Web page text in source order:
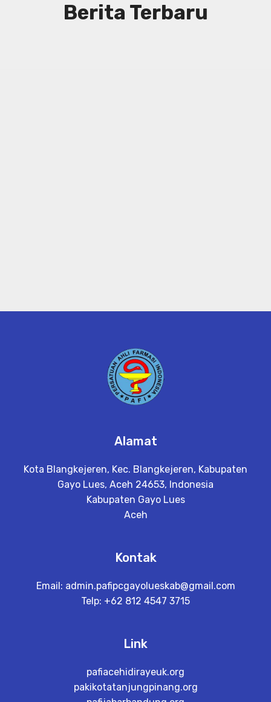
Berita Terbaru
Alamat
Kota Blangkejeren, Kec. Blangkejeren, Kabupaten
Gayo Lues, Aceh 24653, Indonesia
Kabupaten Gayo Lues
Aceh
Kontak
Email: admin.pafipcgayolueskab@gmail.com
Telp: +62 812 4547 3715
Link
pafiacehidirayeuk.org
pakikotatanjungpinang.org